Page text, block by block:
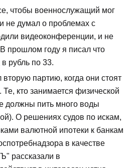
чтобы военнослужащий мог
не думал о проблемах с
видеоконференции, и не
прошлом году я писал что
рубль по 33.
партию, когда они стоят
кто занимается физической
должны пить много воды
О решениях судов по искам,
валютной ипотеки к банкам
в качестве
рассказали в